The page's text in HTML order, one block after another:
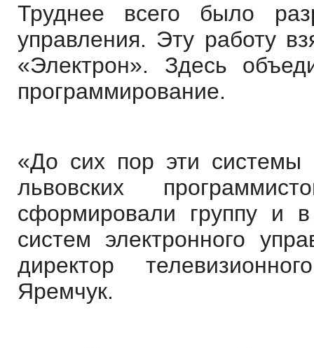
Труднее всего было
управления. Эту работу
«Электрон». Здесь
программирование.
«До сих пор эти системы
львовских
сформировали группу и
систем электронного
директор
Яремчук.